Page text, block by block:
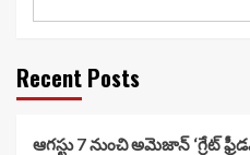
Recent Posts
ఆగస్టు 7 నుంచి అమెజాన్ ‘గ్రేట్